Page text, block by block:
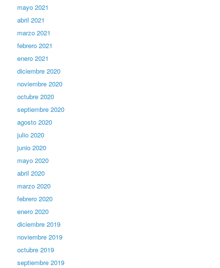
mayo 2021
abril 2021
marzo 2021
febrero 2021
enero 2021
diciembre 2020
noviembre 2020
octubre 2020
septiembre 2020
agosto 2020
julio 2020
junio 2020
mayo 2020
abril 2020
marzo 2020
febrero 2020
enero 2020
diciembre 2019
noviembre 2019
octubre 2019
septiembre 2019